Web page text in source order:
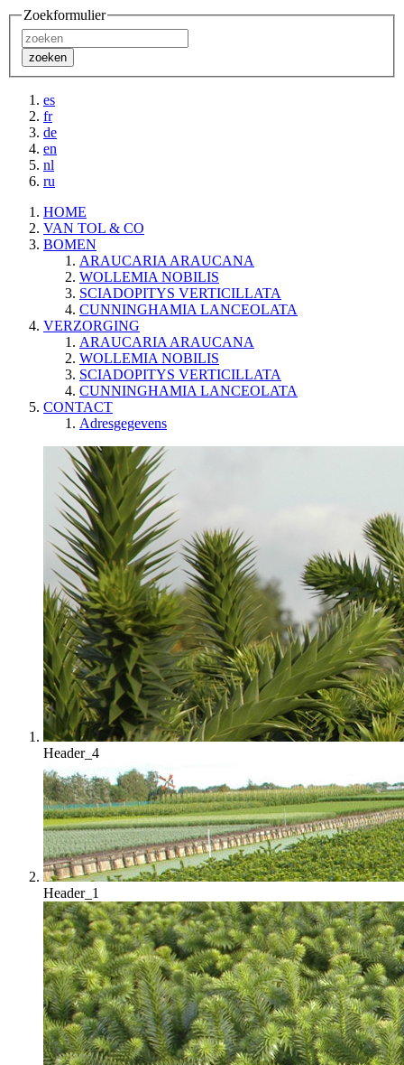
Zoekformulier
zoeken
es
fr
de
en
nl
ru
HOME
VAN TOL & CO
BOMEN
ARAUCARIA ARAUCANA
WOLLEMIA NOBILIS
SCIADOPITYS VERTICILLATA
CUNNINGHAMIA LANCEOLATA
VERZORGING
ARAUCARIA ARAUCANA
WOLLEMIA NOBILIS
SCIADOPITYS VERTICILLATA
CUNNINGHAMIA LANCEOLATA
CONTACT
Adresgegevens
Header_4
Header_1